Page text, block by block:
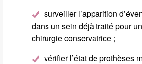
surveiller l’apparition
dans un sein déjà traité pour
chirurgie conservatrice ;
vérifier l’état de prothèses